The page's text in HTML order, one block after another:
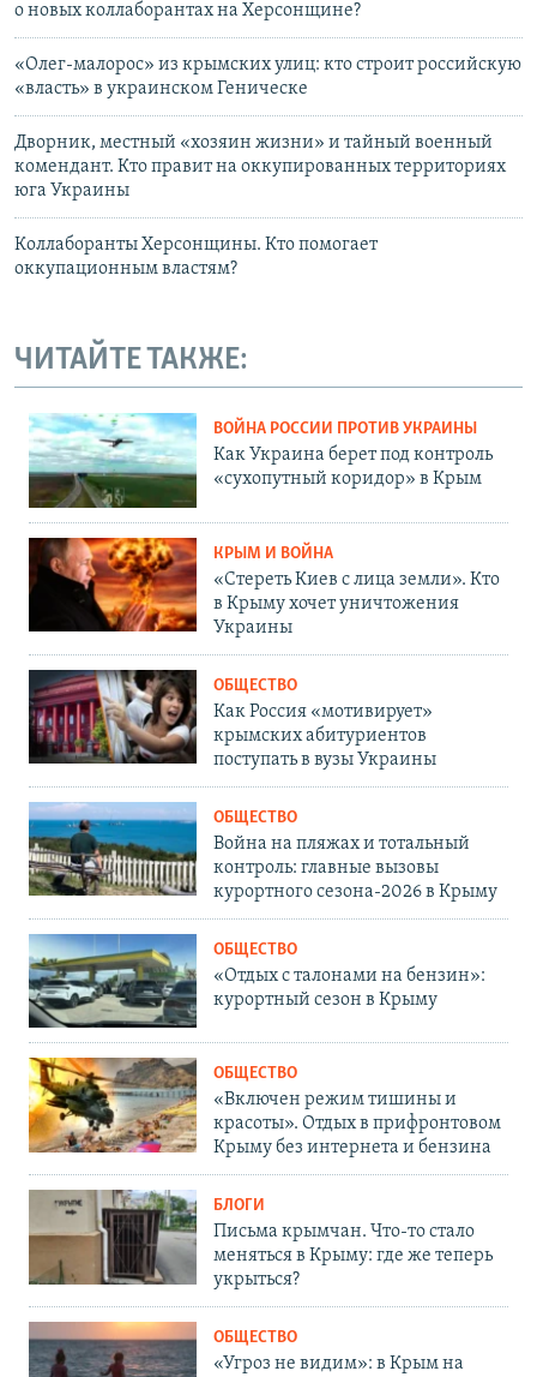
о новых коллаборантах на Херсонщине?
«Олег-малорос» из крымских улиц: кто строит российскую
«власть» в украинском Геническе
Дворник, местный «хозяин жизни» и тайный военный
комендант. Кто правит на оккупированных территориях
юга Украины
Коллаборанты Херсонщины. Кто помогает
оккупационным властям?
ЧИТАЙТЕ ТАКЖЕ:
ВОЙНА РОССИИ ПРОТИВ УКРАИНЫ
Как Украина берет под контроль
«сухопутный коридор» в Крым
КРЫМ И ВОЙНА
«Стереть Киев с лица земли». Кто
в Крыму хочет уничтожения
Украины
ОБЩЕСТВО
Как Россия «мотивирует»
крымских абитуриентов
поступать в вузы Украины
ОБЩЕСТВО
Война на пляжах и тотальный
контроль: главные вызовы
курортного сезона-2026 в Крыму
ОБЩЕСТВО
«Отдых с талонами на бензин»:
курортный сезон в Крыму
ОБЩЕСТВО
«Включен режим тишины и
красоты». Отдых в прифронтовом
Крыму без интернета и бензина
БЛОГИ
Письма крымчан. Что-то стало
меняться в Крыму: где же теперь
укрыться?
ОБЩЕСТВО
«Угроз не видим»: в Крым на